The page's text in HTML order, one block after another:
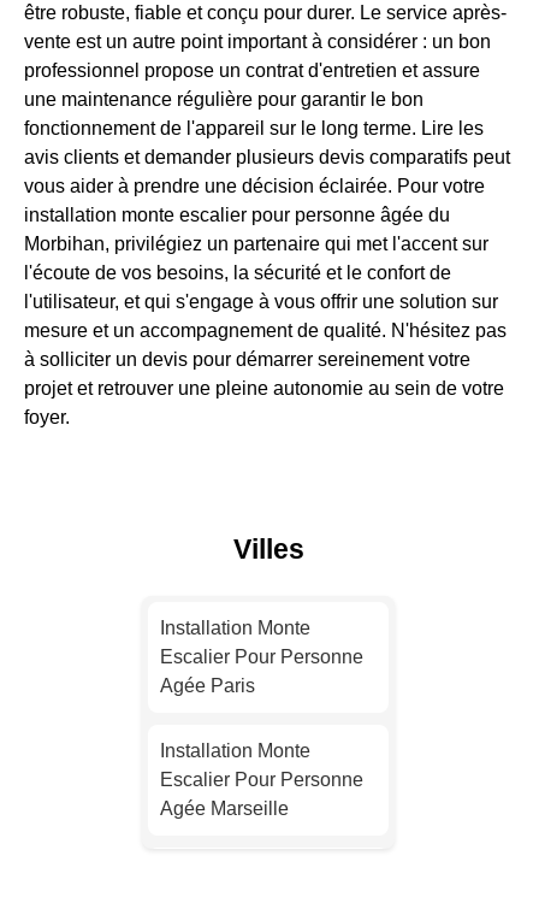
être robuste, fiable et conçu pour durer. Le service après-
vente est un autre point important à considérer : un bon
professionnel propose un contrat d'entretien et assure
une maintenance régulière pour garantir le bon
fonctionnement de l'appareil sur le long terme. Lire les
avis clients et demander plusieurs devis comparatifs peut
vous aider à prendre une décision éclairée. Pour votre
installation monte escalier pour personne âgée du
Morbihan, privilégiez un partenaire qui met l'accent sur
l'écoute de vos besoins, la sécurité et le confort de
l'utilisateur, et qui s'engage à vous offrir une solution sur
mesure et un accompagnement de qualité. N'hésitez pas
à solliciter un devis pour démarrer sereinement votre
projet et retrouver une pleine autonomie au sein de votre
foyer.
Villes
Installation Monte
Escalier Pour Personne
Agée Paris
Installation Monte
Escalier Pour Personne
Agée Marseille